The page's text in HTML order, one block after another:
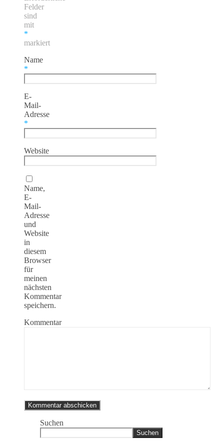
Felder
sind
mit
*
markiert
Name
*
E-
Mail-
Adresse
*
Website
Name,
E-
Mail-
Adresse
und
Website
in
diesem
Browser
für
meinen
nächsten
Kommentar
speichern.
Kommentar
Suchen
Suchen